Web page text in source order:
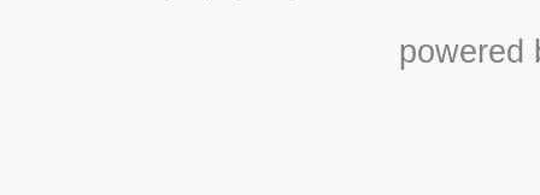
powered